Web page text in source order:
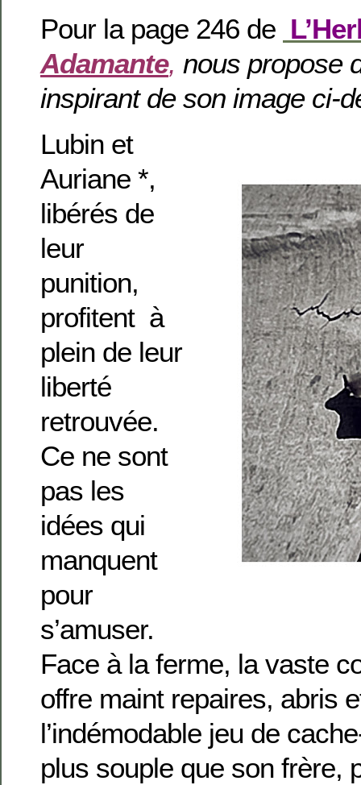
Pour la page 246 de
Adamante, nous propose
inspirant de son image ci-
Lubin et
Auriane *,
libérés de
leur
punition,
profitent à
plein de leur
liberté
retrouvée.
Ce ne sont
pas les
idées qui
manquent
pour
s’amuser.
Face à la ferme, la vaste
offre maint repaires, abris
l’indémodable jeu de
plus souple que son frère,